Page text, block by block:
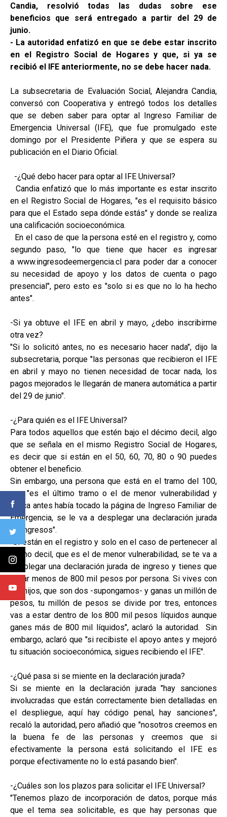
Candia, resolvió todas las dudas sobre ese
beneficios que será entregado a partir del 29 de
junio.
- La autoridad enfatizó en que se debe estar inscrito
en el Registro Social de Hogares y que, si ya se
recibió el IFE anteriormente, no se debe hacer nada.
La subsecretaria de Evaluación Social, Alejandra Candia,
conversó con Cooperativa y entregó todos los detalles
que se deben saber para optar al Ingreso Familiar de
Emergencia Universal (IFE), que fue promulgado este
domingo por el Presidente Piñera y que se espera su
publicación en el Diario Oficial.
-¿Qué debo hacer para optar al IFE Universal?
Candia enfatizó que lo más importante es estar inscrito
en el Registro Social de Hogares, "es el requisito básico
para que el Estado sepa dónde estás" y donde se realiza
una calificación socioeconómica.
En el caso de que la persona esté en el registro y, como
segundo paso, "lo que tiene que hacer es ingresar
a www.ingresodeemergencia.cl para poder dar a conocer
su necesidad de apoyo y los datos de cuenta o pago
presencial", pero esto es "solo si es que no lo ha hecho
antes".
-Si ya obtuve el IFE en abril y mayo, ¿debo inscribirme
otra vez?
"Si lo solicitó antes, no es necesario hacer nada", dijo la
subsecretaria, porque "las personas que recibieron el IFE
en abril y mayo no tienen necesidad de tocar nada, los
pagos mejorados le llegarán de manera automática a partir
del 29 de junio".
-¿Para quién es el IFE Universal?
Para todos aquellos que estén bajo el décimo decil, algo
que se señala en el mismo Registro Social de Hogares,
es decir que si están en el 50, 60, 70, 80 o 90 puedes
obtener el beneficio.
Sin embargo, una persona que está en el tramo del 100,
que "es el último tramo o el de menor vulnerabilidad y
nunca antes había tocado la página de Ingreso Familiar de
Emergencia, se le va a desplegar una declaración jurada
de ingresos".
"Si están en el registro y solo en el caso de pertenecer al
último decil, que es el de menor vulnerabilidad, se te va a
desplegar una declaración jurada de ingreso y tienes que
ganar menos de 800 mil pesos por persona. Si vives con
tus hijos, que son dos -supongamos- y ganas un millón de
pesos, tu millón de pesos se divide por tres, entonces
vas a estar dentro de los 800 mil pesos líquidos aunque
ganes más de 800 mil líquidos", aclaró la autoridad. Sin
embargo, aclaró que "si recibiste el apoyo antes y mejoró
tu situación socioeconómica, sigues recibiendo el IFE".
-¿Qué pasa si se miente en la declaración jurada?
Si se miente en la declaración jurada "hay sanciones
involucradas que están correctamente bien detalladas en
el despliegue, aquí hay código penal, hay sanciones",
recaló la autoridad, pero añadió que "nosotros creemos en
la buena fe de las personas y creemos que si
efectivamente la persona está solicitando el IFE es
porque efectivamente no lo está pasando bien".
-¿Cuáles son los plazos para solicitar el IFE Universal?
"Tenemos plazo de incorporación de datos, porque más
que el tema sea solicitable, es que hay personas que